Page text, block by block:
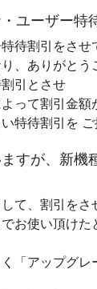
ユーザー特
待割引をさせ
、ありがとう
引とさせ
って割引金額
特待割引を ご
すが、新機
て、割引をさ
お使い頂け
「アップグレ